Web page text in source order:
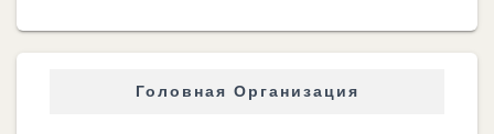
Головная Организация